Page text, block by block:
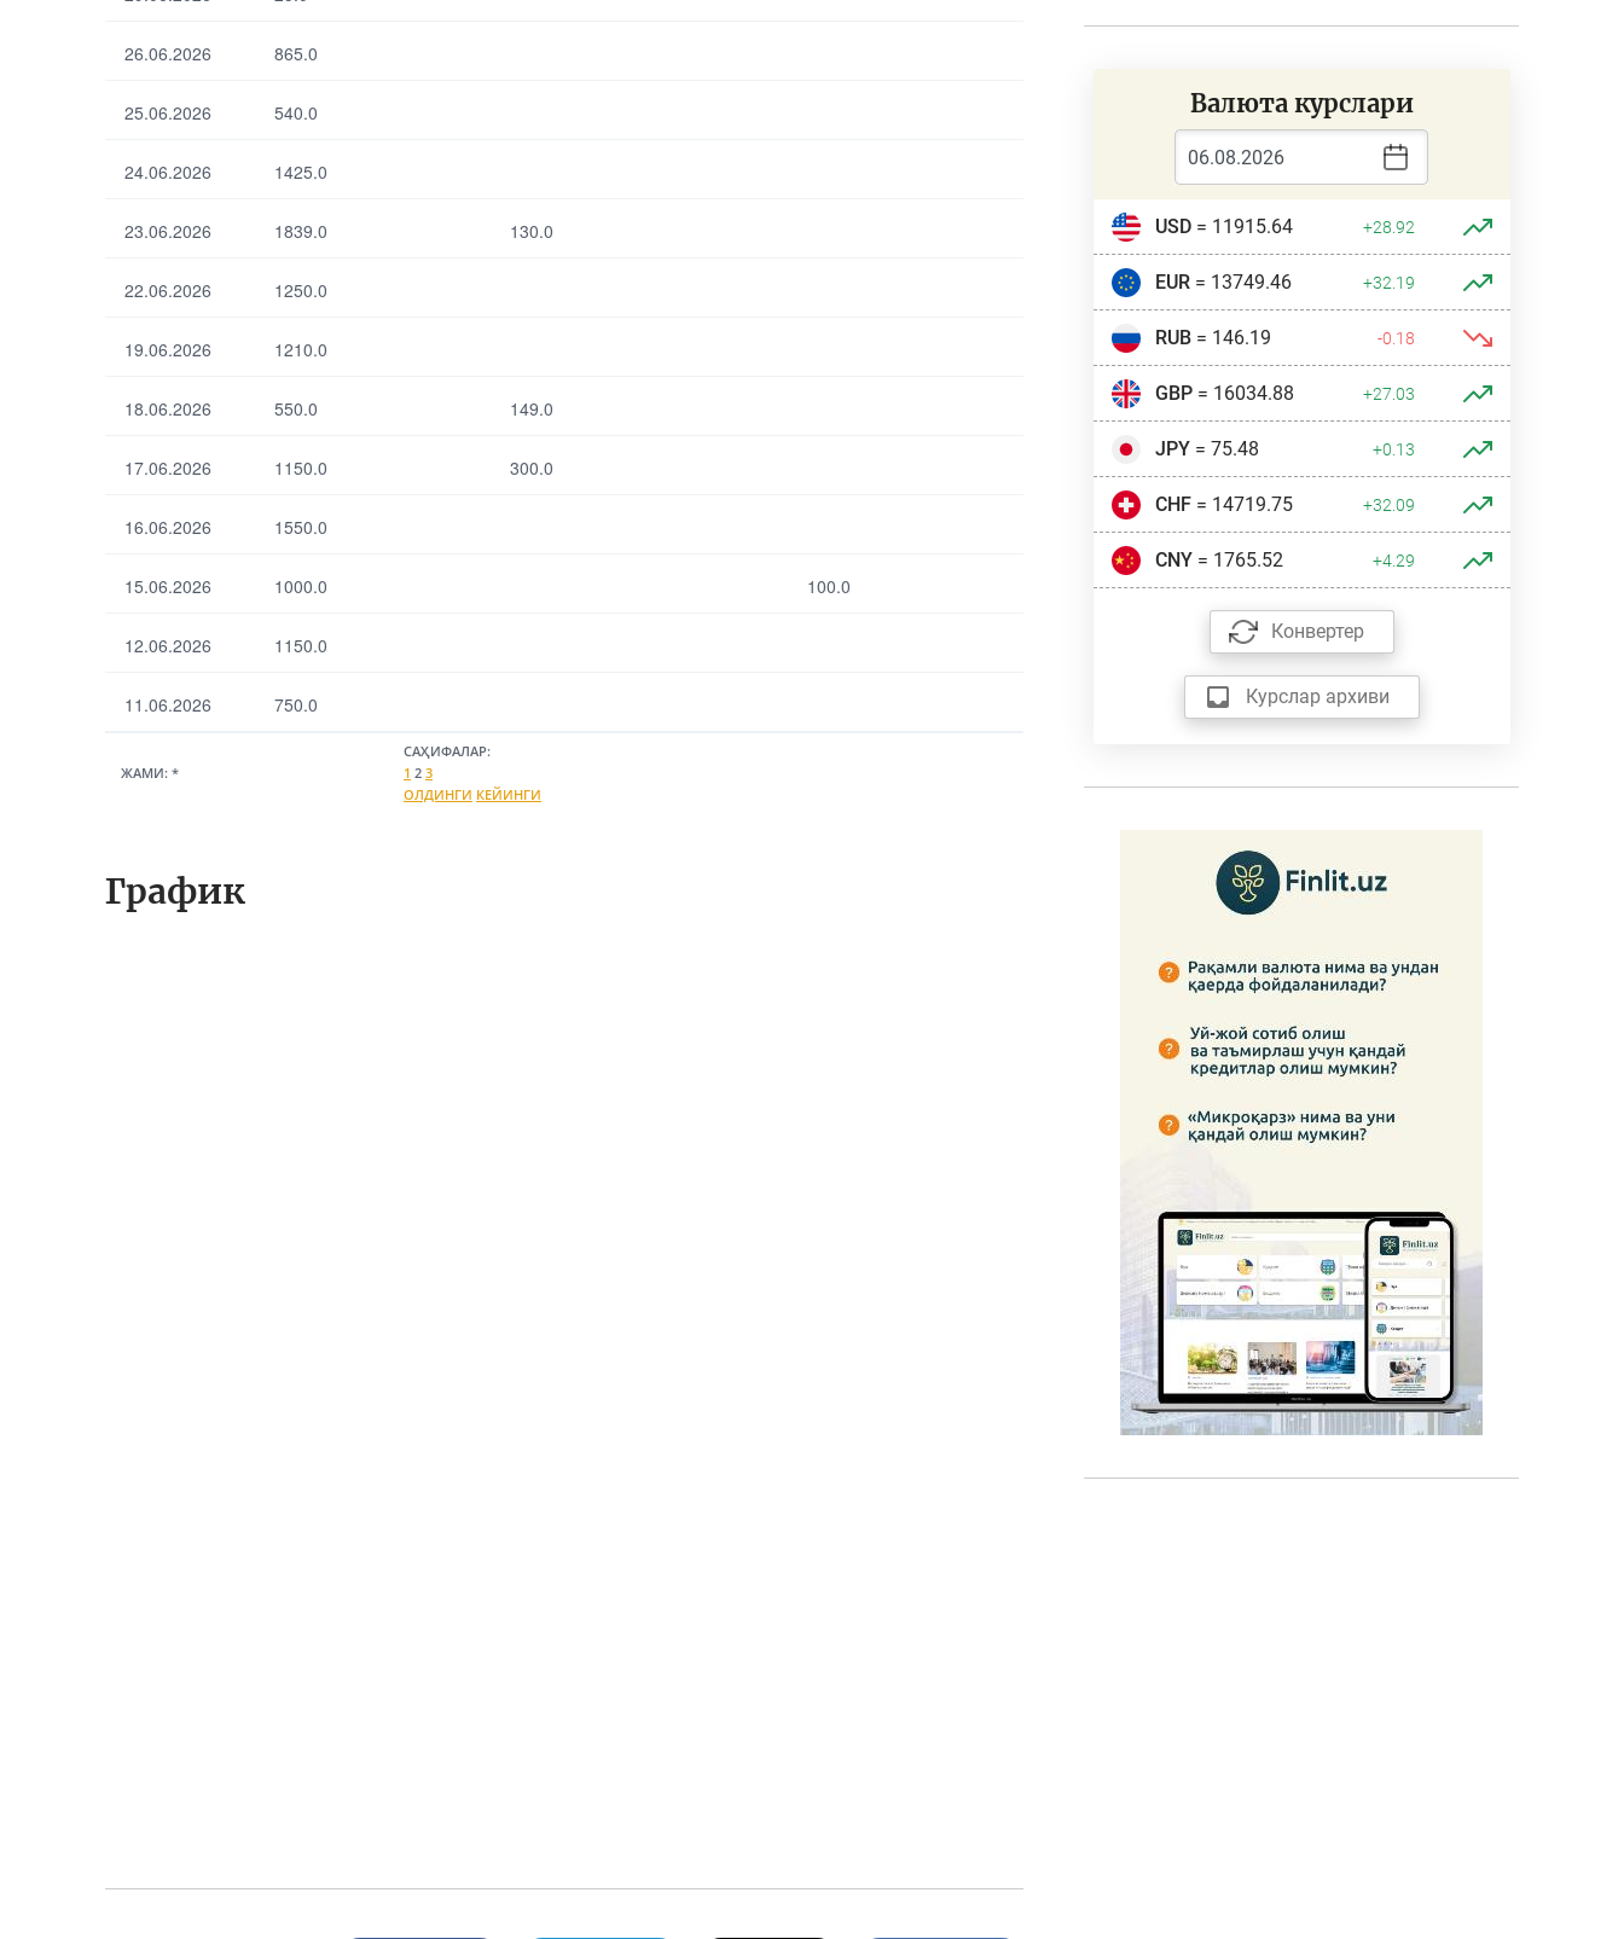
26.06.2026 865.0
25.06.2026 540.0
24.06.2026 1425.0
23.06.2026 1839.0 130.0
22.06.2026 1250.0
19.06.2026 1210.0
18.06.2026 550.0 149.0
17.06.2026 1150.0 300.0
16.06.2026 1550.0
15.06.2026 1000.0 100.0
12.06.2026 1150.0
11.06.2026 750.0
ЖАМИ: *
САҲИФАЛАР:
1 2 3
ОЛДИНГИ КЕЙИНГИ
График
Валюта курслари
USD= 11915.64 +28.92
EUR= 13749.46 +32.19
RUB= 146.19 -0.18
GBP= 16034.88 +27.03
JPY= 75.48 +0.13
CHF= 14719.75 +32.09
CNY= 1765.52 +4.29
Конвертер
Курслар архиви